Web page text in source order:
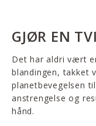
GJØR EN
Det har aldri vært
blandingen, takket
planetbevegelsen
anstrengelse og
hånd.